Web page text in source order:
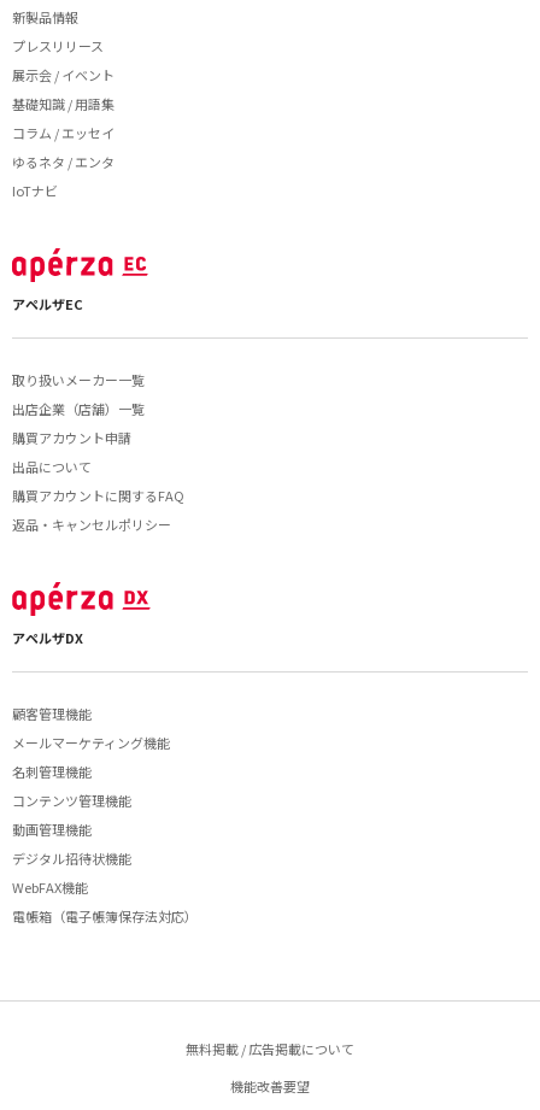
新製品情報
プレスリリース
展示会 / イベント
基礎知識 / 用語集
コラム / エッセイ
ゆるネタ / エンタ
IoTナビ
アペルザEC
取り扱いメーカー一覧
出店企業（店舗）一覧
購買アカウント申請
出品について
購買アカウントに関するFAQ
返品・キャンセルポリシー
アペルザDX
顧客管理機能
メールマーケティング機能
名刺管理機能
コンテンツ管理機能
動画管理機能
デジタル招待状機能
WebFAX機能
電帳箱（電子帳簿保存法対応）
無料掲載 / 広告掲載について
機能改善要望